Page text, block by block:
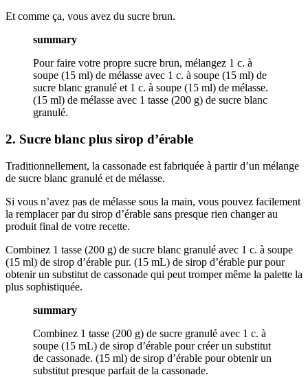
Et comme ça, vous avez du sucre brun.
summary
Pour faire votre propre sucre brun, mélangez 1 c. à
soupe (15 ml) de mélasse avec 1 c. à soupe (15 ml) de
sucre blanc granulé et 1 c. à soupe (15 ml) de mélasse.
(15 ml) de mélasse avec 1 tasse (200 g) de sucre blanc
granulé.
2. Sucre blanc plus sirop d’érable
Traditionnellement, la cassonade est fabriquée à partir d’un mélange
de sucre blanc granulé et de mélasse.
Si vous n’avez pas de mélasse sous la main, vous pouvez facilement
la remplacer par du sirop d’érable sans presque rien changer au
produit final de votre recette.
Combinez 1 tasse (200 g) de sucre blanc granulé avec 1 c. à soupe
(15 ml) de sirop d’érable pur. (15 mL) de sirop d’érable pur pour
obtenir un substitut de cassonade qui peut tromper même la palette la
plus sophistiquée.
summary
Combinez 1 tasse (200 g) de sucre granulé avec 1 c. à
soupe (15 mL) de sirop d’érable pour créer un substitut
de cassonade. (15 ml) de sirop d’érable pour obtenir un
substitut presque parfait de la cassonade.